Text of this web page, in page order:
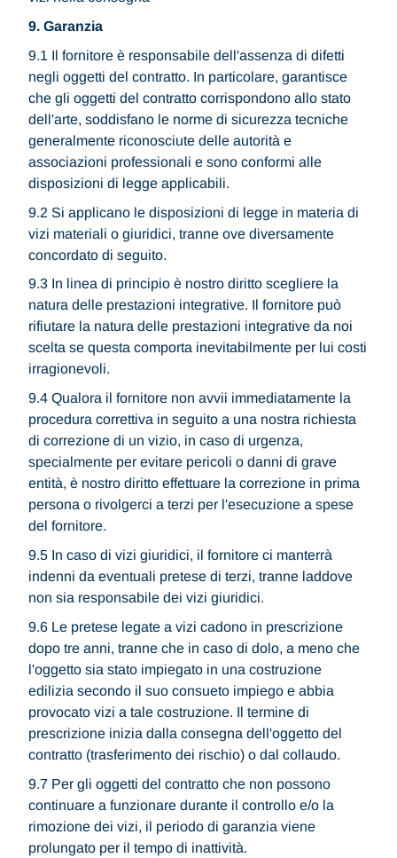
9. Garanzia
9.1 Il fornitore è responsabile dell'assenza di difetti
negli oggetti del contratto. In particolare, garantisce
che gli oggetti del contratto corrispondono allo stato
dell'arte, soddisfano le norme di sicurezza tecniche
generalmente riconosciute delle autorità e
associazioni professionali e sono conformi alle
disposizioni di legge applicabili.
9.2 Si applicano le disposizioni di legge in materia di
vizi materiali o giuridici, tranne ove diversamente
concordato di seguito.
9.3 In linea di principio è nostro diritto scegliere la
natura delle prestazioni integrative. Il fornitore può
rifiutare la natura delle prestazioni integrative da noi
scelta se questa comporta inevitabilmente per lui costi
irragionevoli.
9.4 Qualora il fornitore non avvii immediatamente la
procedura correttiva in seguito a una nostra richiesta
di correzione di un vizio, in caso di urgenza,
specialmente per evitare pericoli o danni di grave
entità, è nostro diritto effettuare la correzione in prima
persona o rivolgerci a terzi per l'esecuzione a spese
del fornitore.
9.5 In caso di vizi giuridici, il fornitore ci manterrà
indenni da eventuali pretese di terzi, tranne laddove
non sia responsabile dei vizi giuridici.
9.6 Le pretese legate a vizi cadono in prescrizione
dopo tre anni, tranne che in caso di dolo, a meno che
l'oggetto sia stato impiegato in una costruzione
edilizia secondo il suo consueto impiego e abbia
provocato vizi a tale costruzione. Il termine di
prescrizione inizia dalla consegna dell'oggetto del
contratto (trasferimento dei rischio) o dal collaudo.
9.7 Per gli oggetti del contratto che non possono
continuare a funzionare durante il controllo e/o la
rimozione dei vizi, il periodo di garanzia viene
prolungato per il tempo di inattività.